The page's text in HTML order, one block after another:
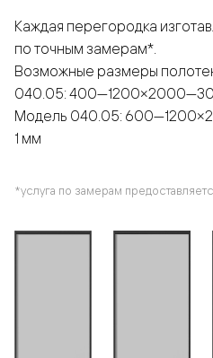
Каждая перегородка
по точным замерам*.
Возможные размеры
040.05:
Модель 040.05:
1 мм
*услуга по замерам